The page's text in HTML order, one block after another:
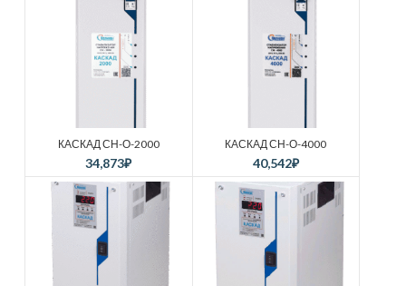
КАСКАД СН-О-2000
34,873₽
КАСКАД СН-О-4000
40,542₽